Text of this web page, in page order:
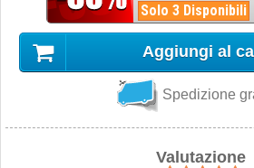
Solo 3 Disponibili
Aggiungi al
Spedizione
Valutazione